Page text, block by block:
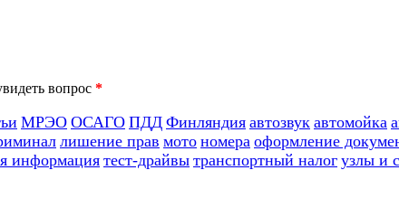
*
МРЭО ОСАГО ПДД Финляндия автозвук автомойка
лишение прав мото номера оформление
информация тест-драйвы транспортный налог узлы и